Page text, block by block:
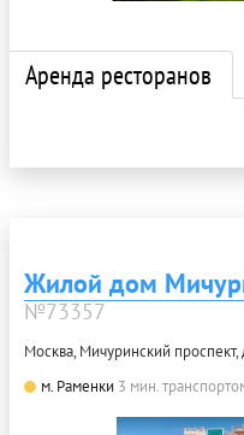
Аренда ресторанов
Жилой дом
№73357
Москва, Мичуринский
м. Раменки 3 мин.